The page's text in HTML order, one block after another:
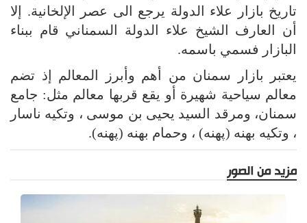
تاريخ بازار علاء الدولة يرجع الى عصر الإلخانية. إلا
أن العارف الشيخ علاء الدولة السمناني قام ببناء
البازار فسمي باسمه.
يعتبر بازار سمنان من أهم وأبرز المعالم إذ تضم
معالم سياحية شهيرة أو يقع قربها معالم مثل: جامع
سمنان، ومرقد السيد يحيى بن موسى ، وتكيه ناسار
، وتكيه بهنه (پهنه) ، وحمام بهنه (پهنه).
مزيد من الصور